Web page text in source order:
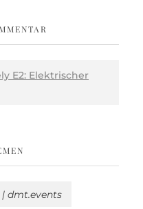
E2: Elektrischer
dmt.events